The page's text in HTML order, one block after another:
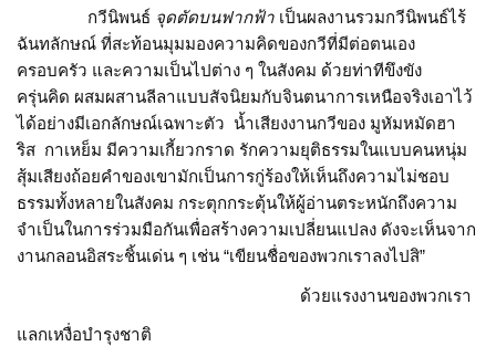
กวีนิพนธ์ จุดตัดบนฟากฟ้า เป็นผลงานรวมกวีนิพนธ์ไร้
ฉันทลักษณ์ ที่สะท้อนมุมมองความคิดของกวีที่มีต่อตนเอง
ครอบครัว และความเป็นไปต่าง ๆ ในสังคม ด้วยท่าทีขึงขัง
ครุ่นคิด ผสมผสานลีลาแบบสัจนิยมกับจินตนาการเหนือจริงเอาไว้
ได้อย่างมีเอกลักษณ์เฉพาะตัว น้ำเสียงงานกวีของ มูหัมหมัดฮา
ริส กาเหย็ม มีความเกี้ยวกราด รักความยุติธรรมในแบบคนหนุ่ม
สุ้มเสียงถ้อยคำของเขามักเป็นการกู่ร้องให้เห็นถึงความไม่ชอบ
ธรรมทั้งหลายในสังคม กระตุกกระตุ้นให้ผู้อ่านตระหนักถึงความ
จำเป็นในการร่วมมือกันเพื่อสร้างความเปลี่ยนแปลง ดังจะเห็นจาก
งานกลอนอิสระชิ้นเด่น ๆ เช่น “เขียนชื่อของพวกเราลงไปสิ”
ด้วยแรงงานของพวกเรา
แลกเหงื่อบำรุงชาติ